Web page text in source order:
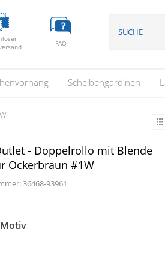
FAQ
Scheibengardinen
- Doppelrollo mit Blende
Ockerbraun #1W
36468-93961